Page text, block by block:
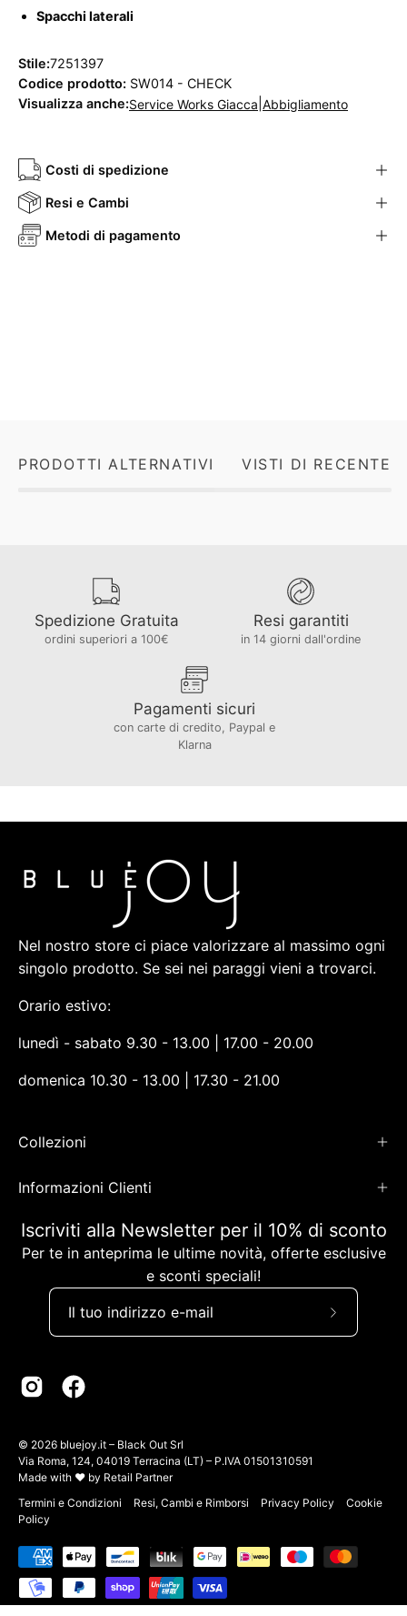
Spacchi laterali
Stile:7251397
Codice prodotto: SW014 - CHECK
Visualizza anche:Service Works Giacca Abbigliamento
Costi di spedizione
Resi e Cambi
Metodi di pagamento
PRODOTTI ALTERNATIVI VISTI DI RECENTE
Spedizione Gratuita
ordini superiori a 100€
Resi garantiti
in 14 giorni dall'ordine
Pagamenti sicuri
con carte di credito, Paypal e
Klarna
Nel nostro store ci piace valorizzare al massimo ogni
singolo prodotto. Se sei nei paraggi vieni a trovarci.
Orario estivo:
lunedì - sabato 9.30 - 13.00 | 17.00 - 20.00
domenica 10.30 - 13.00 | 17.30 - 21.00
Collezioni
Informazioni Clienti
Iscriviti alla Newsletter per il 10% di sconto
Per te in anteprima le ultime novità, offerte esclusive
e sconti speciali!
Iscriviti
© 2026 bluejoy.it – Black Out Srl
Via Roma, 124, 04019 Terracina (LT) – P.IVA 01501310591
Made with ♥ by Retail Partner
Termini e Condizioni
Resi, Cambi e Rimborsi Privacy Policy
Cookie
Policy